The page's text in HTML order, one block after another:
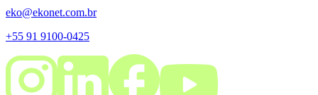
eko@ekonet.com.br
+55 91 9100-0425